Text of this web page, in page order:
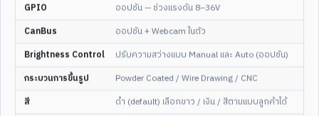
อ่านชัดกลางแดด
GPIO
ออปชัน — ช่วงแรงดัน 8–36V
CanBus
ออปชัน + Webcam ในตัว
Brightness Control
ปรับความสว่างแบบ Manual และ Auto (ออปชัน)
กระบวนการขึ้นรูป
Powder Coated / Wire Drawing / CNC
สี
ดำ (default) เลือกขาว / เงิน / สีตามแบบลูกค้าได้